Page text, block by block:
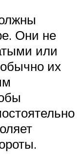
Они не
или
их